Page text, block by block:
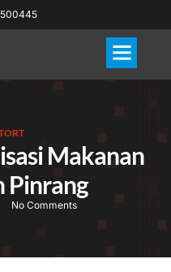
Makanan
Pinrang
No Comments